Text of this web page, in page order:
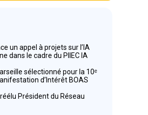
un appel à projets sur l’IA
dans le cadre du PIIEC IA
sélectionné pour la 10ᵉ
d’Intérêt BOAS
Président du Réseau